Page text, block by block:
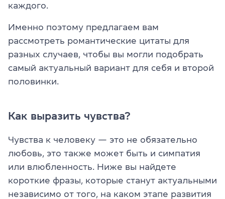
каждого.
Именно поэтому предлагаем вам
рассмотреть романтические цитаты для
разных случаев, чтобы вы могли подобрать
самый актуальный вариант для себя и второй
половинки.
Как выразить чувства?
Чувства к человеку — это не обязательно
любовь, это также может быть и симпатия
или влюбленность. Ниже вы найдете
короткие фразы, которые станут актуальными
независимо от того, на каком этапе развития